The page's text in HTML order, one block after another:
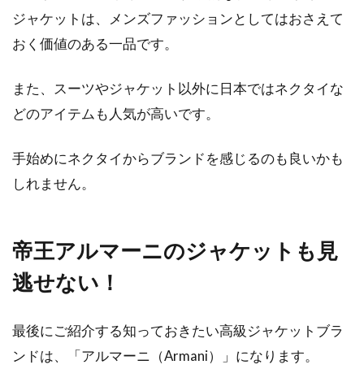
ジャケットは、メンズファッションとしてはおさえて
おく価値のある一品です。
また、スーツやジャケット以外に日本ではネクタイな
どのアイテムも人気が高いです。
手始めにネクタイからブランドを感じるのも良いかも
しれません。
帝王アルマーニのジャケットも見
逃せない！
最後にご紹介する知っておきたい高級ジャケットブラ
ンドは、「アルマーニ（Armani）」になります。